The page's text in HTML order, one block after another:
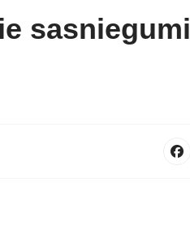
sasniegumi